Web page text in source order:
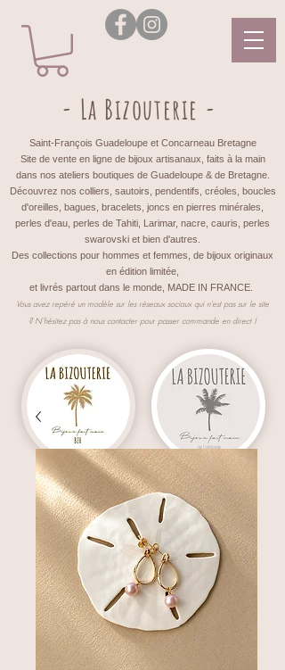
- La Bizouterie -
Saint-François Guadeloupe et Concarneau Bretagne
Site de vente en ligne de bijoux artisanaux, faits à la main
dans nos ateliers boutiques de Guadeloupe & de Bretagne.
Découvrez nos colliers, sautoirs, pendentifs, créoles, boucles
d'oreilles, bagues, bracelets, joncs en pierres minérales,
perles d'eau, perles de Tahiti, Larimar, nacre, cauris, perles
swarovski et bien d'autres.
Des collections pour hommes et femmes, de bijoux originaux
en édition limitée,
et livrés partout dans le monde, MADE IN FRANCE.
Vous avez repéré un modèle sur les réseaux sociaux qui n'est pas sur le site
? N'hésitez pas à nous contacter pour passer commande en direct !